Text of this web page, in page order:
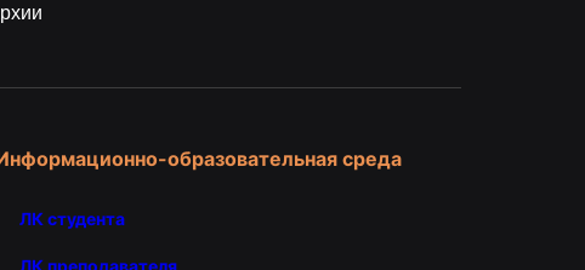
образовательная среда
ЛК студента
ЛК преподавателя